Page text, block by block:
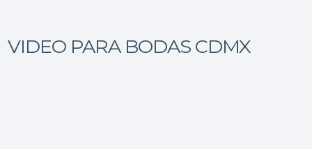
VIDEO PARA BODAS CDMX